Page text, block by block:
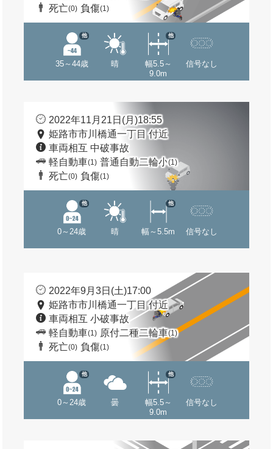
死亡(0) 負傷(1)
35～44歳
他
晴
幅5.5～
9.0m
他
信号なし
2022年11月21日(月)18:55
姫路市市川橋通一丁目 付近
車両相互 中破事故
軽自動車(1) 普通自動二輪小(1)
死亡(0) 負傷(1)
0～24歳
他
晴 幅～5.5m
他
信号なし
2022年9月3日(土)17:00
姫路市市川橋通一丁目 付近
車両相互 小破事故
軽自動車(1) 原付二種二輪車(1)
死亡(0) 負傷(1)
0～24歳
他
曇
幅5.5～
9.0m
他
信号なし